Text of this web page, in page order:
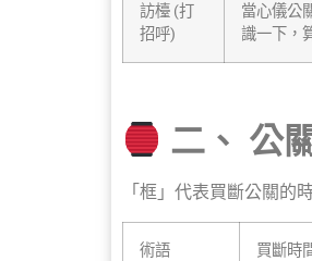
訪檯 (打
招呼)
當心儀公
識一下，
二、 公
「框」代表買斷公關的
術語 買斷時